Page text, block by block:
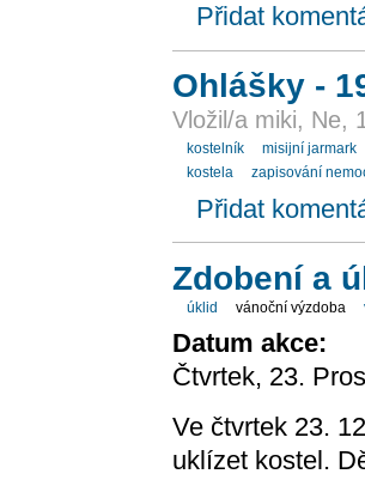
Přidat
Ohlášky -
Vložil/a miki, Ne,
kostelník
misijní jarmark
kostela
zapisování
Přidat
Zdobení a
úklid vánoční výzdoba
Datum akce:
Čtvrtek, 23.
Ve čtvrtek 23.
uklízet kostel.